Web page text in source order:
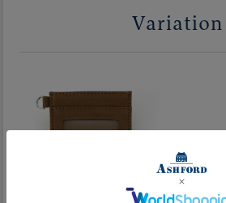
Variation